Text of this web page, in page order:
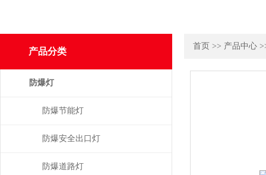
首页 >> 产品中心
产品分类
防爆灯
防爆节能灯
防爆安全出口灯
防爆道路灯